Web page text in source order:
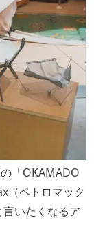
「OKAMADO
（ペトロマック
いたくなるア